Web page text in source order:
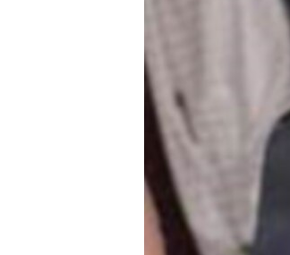
ՁԳՏԵԼՈՎ ԼԱՎԱԳՈՒՅՆԻՆ